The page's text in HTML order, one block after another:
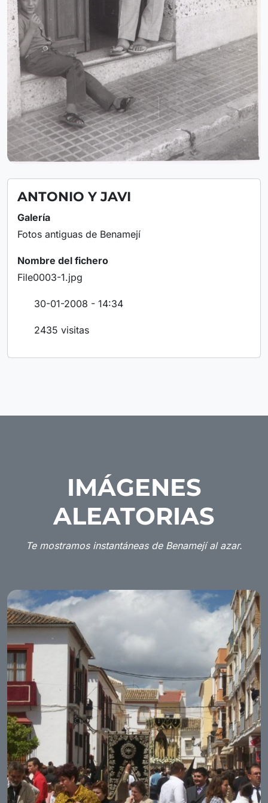
ANTONIO Y JAVI
Galería
Fotos antiguas de Benamejí
Nombre del fichero
File0003-1.jpg
30-01-2008 - 14:34
2435 visitas
IMÁGENES
ALEATORIAS
Te mostramos instantáneas de Benamejí al azar.